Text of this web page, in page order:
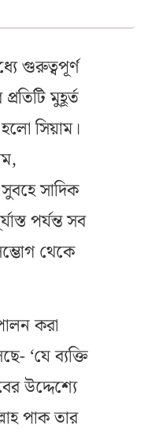
গুরুত্বপূর্ণ
মুহূর্ত
সিয়াম।
সাদিক
পর্যন্ত সব
থেকে
করা
‘যে ব্যক্তি
উদ্দেশ্যে
পাক তার